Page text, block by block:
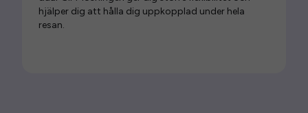
hjälper dig att hålla dig uppkopplad under hela
resan.